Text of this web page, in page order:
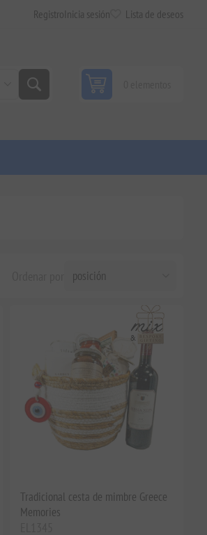
Registro Inicia sesión Lista de deseos
Tradicional cesta de mimbre Greece
Memories